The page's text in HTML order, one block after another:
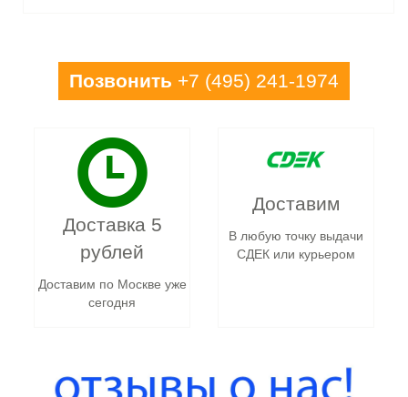
Позвонить +7 (495) 241-1974
Доставка 5
рублей
Доставим по Москве уже
сегодня
Доставим
В любую точку выдачи
СДЕК или курьером